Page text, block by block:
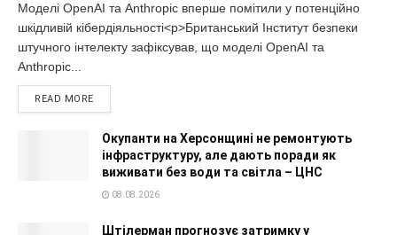
Моделі OpenAI та Anthropic вперше помітили у потенційно
шкідливій кібердіяльності<p>Британський Інститут безпеки
штучного інтелекту зафіксував, що моделі OpenAI та
Anthropic...
READ MORE
Окупанти на Херсонщині не ремонтують
інфраструктуру, але дають поради як
виживати без води та світла – ЦНС
08.08.2026
Штілерман прогнозує затримку у